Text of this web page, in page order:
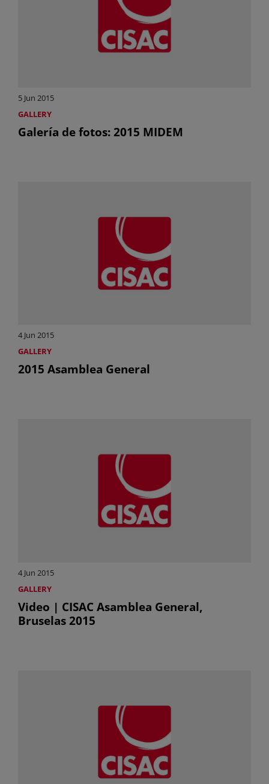
5 Jun 2015
GALLERY
Galería de fotos: 2015 MIDEM
4 Jun 2015
GALLERY
2015 Asamblea General
4 Jun 2015
GALLERY
Video | CISAC Asamblea General,
Bruselas 2015